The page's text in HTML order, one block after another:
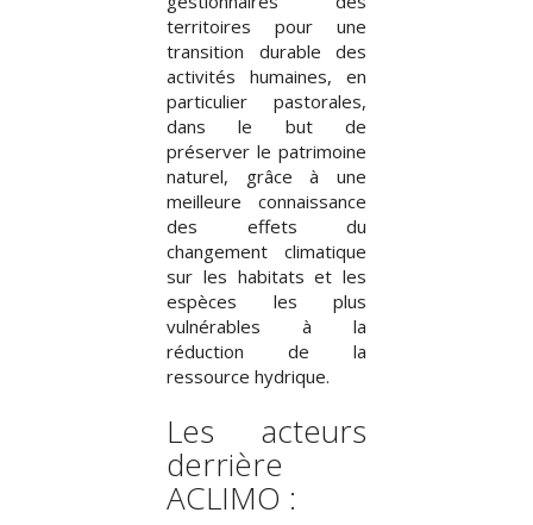
territoires pour une
transition durable des
activités humaines, en
particulier pastorales,
dans le but de
préserver le patrimoine
naturel, grâce à une
meilleure connaissance
des effets du
changement climatique
sur les habitats et les
espèces les plus
vulnérables à la
réduction de la
ressource hydrique.
Les acteurs
derrière
ACLIMO :